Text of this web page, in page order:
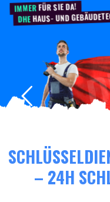
IMMERFÜR SIE DA!
DHEHAUS- UND
– 24H